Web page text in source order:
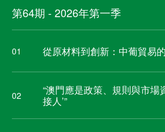
第64期 - 2026年第一季
01 從原材料到創新：中葡貿易
02
“澳門應是政策、規則與市場
接人’”